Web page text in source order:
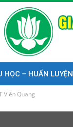
HỌC – HUẤN LUYỆN
Viên Quang